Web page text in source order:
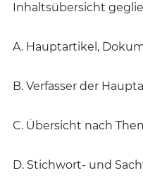
Inhaltsübersicht
A. Hauptartikel,
B. Verfasser der
C. Übersicht nach
D. Stichwort- und